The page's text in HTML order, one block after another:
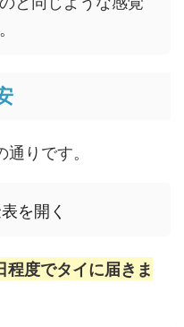
りです。
を開く
度でタイに届きま